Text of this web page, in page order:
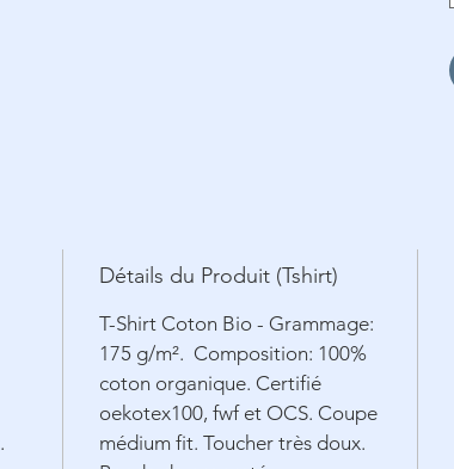
Détails du Produit (Tshirt)
T-Shirt Coton Bio - Grammage:
175 g/m². Composition: 100%
coton organique. Certifié
oekotex100, fwf et OCS. Coupe
médium fit. Toucher très doux.